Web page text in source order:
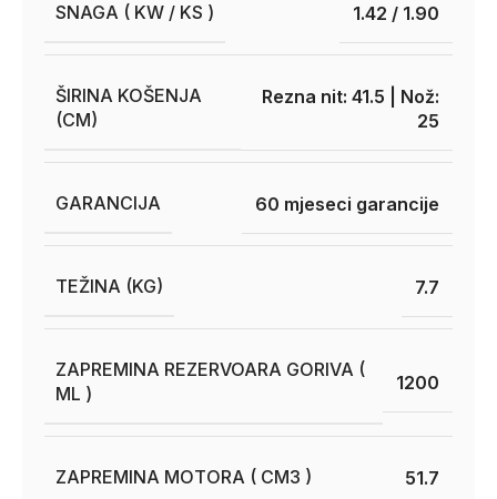
SNAGA ( KW / KS ) 1.42 / 1.90
ŠIRINA KOŠENJA
(CM)
Rezna nit: 41.5 | Nož:
25
GARANCIJA 60 mjeseci garancije
TEŽINA (KG) 7.7
ZAPREMINA REZERVOARA GORIVA (
ML )
1200
ZAPREMINA MOTORA ( CM3 ) 51.7